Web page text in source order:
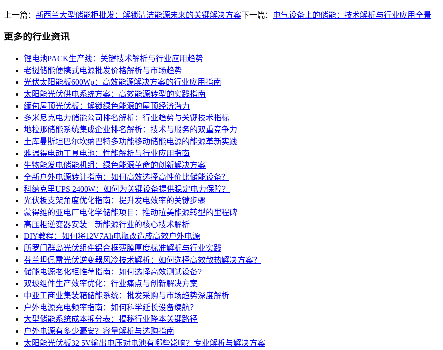
上一篇： 新西兰大型储能柜批发：解锁清洁能源未来的关键解决方案下一篇： 电气设备上的储能：技术解析与行业应用全景
更多的行业资讯
锂电池PACK生产线：关键技术解析与行业应用趋势
老挝储能便携式电源批发价格解析与市场趋势
光伏太阳能板600Wp：高效能源解决方案的行业应用指南
太阳能光伏供电系统方案：高效能源转型的实践指南
缅甸屋顶光伏板：解锁绿色能源的屋顶经济潜力
多米尼克电力储能公司排名解析：行业趋势与关键技术指标
地拉那储能系统集成企业排名解析：技术与服务的双重竞争力
土库曼斯坦巴尔坎纳巴特多功能移动储能电源的能源革新实践
雅温得电动工具电池：性能解析与行业应用指南
生物能发电储能机组：绿色能源革命的创新解决方案
全新户外电源转让指南：如何高效选择高性价比储能设备？
科纳克里UPS 2400W：如何为关键设备提供稳定电力保障？
光伏板支架角度优化指南：提升发电效率的关键步骤
蒙得维的亚电厂电化学储能项目：推动拉美能源转型的里程碑
高压柜逆变器安装：新能源行业的核心技术解析
DIY教程：如何将12V7Ah电瓶改造成高效户外电源
所罗门群岛光伏组件铝合框薄膜厚度标准解析与行业实践
芬兰坦佩雷光伏逆变器风冷技术解析：如何选择高效散热解决方案？
储能电源老化柜推荐指南：如何选择高效测试设备？
双玻组件生产效率优化：行业痛点与创新解决方案
中亚工商业集装箱储能系统：批发采购与市场趋势深度解析
户外电源充电频率指南：如何科学延长设备续航？
大型储能系统成本拆分表：揭秘行业降本关键路径
户外电源有多少毫安？容量解析与选购指南
太阳能光伏板32 5V输出电压对电池有哪些影响？专业解析与解决方案